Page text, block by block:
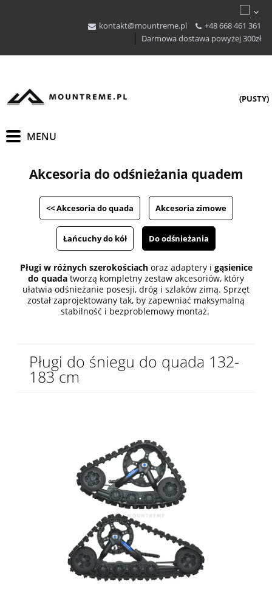
kontakt@mountreme.pl
+48 668 461 361
Darmowa dostawa powyżej 300zł
(PUSTY)
Akcesoria do odśnieżania quadem
<< Akcesoria do quada Akcesoria zimowe
Łańcuchy do kół Do odśnieżania
Pługi w różnych szerokościachoraz adaptery i gąsienice
do quada tworzą kompletny zestaw akcesoriów, który
ułatwia odśnieżanie posesji, dróg i szlaków zimą. Sprzęt
został zaprojektowany tak, by zapewniać maksymalną
stabilność i bezproblemowy montaż.
Pługi do śniegu do quada 132-
183 cm